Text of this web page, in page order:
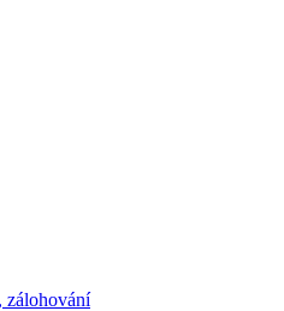
zálohování